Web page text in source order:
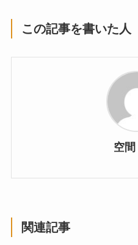
この記事を書いた人
空
関連記事